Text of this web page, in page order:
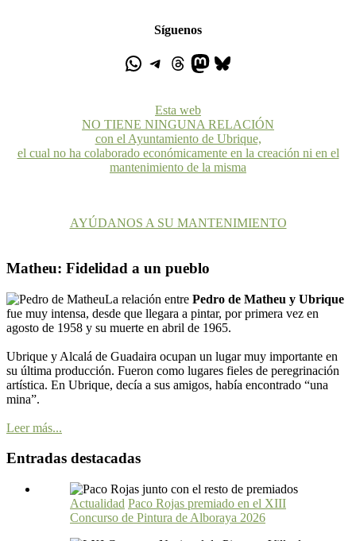
Síguenos
Esta web
NO TIENE NINGUNA RELACIÓN
con el Ayuntamiento de Ubrique,
el cual no ha colaborado económicamente en la creación ni en el
mantenimiento de la misma
AYÚDANOS A SU MANTENIMIENTO
Matheu: Fidelidad a un pueblo
La relación entre Pedro de Matheu y Ubrique
fue muy intensa, desde que llegara a pintar, por primera vez en
agosto de 1958 y su muerte en abril de 1965.
Ubrique y Alcalá de Guadaira ocupan un lugar muy importante en
su última producción. Fueron como lugares fieles de peregrinación
artística. En Ubrique, decía a sus amigos, había encontrado “una
mina”.
Leer más...
Entradas destacadas
Actualidad Paco Rojas premiado en el XIII
Concurso de Pintura de Alboraya 2026